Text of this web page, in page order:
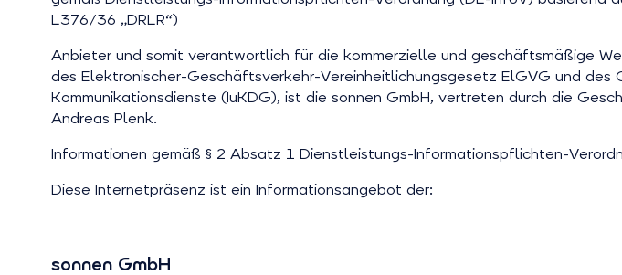
L376/36 „DRLR“)
Anbieter und somit verantwortlich für die kommerzielle und geschäftsmäßige
des Elektronischer-Geschäftsverkehr-Vereinheitlichungsgesetz ElGVG und des
Kommunikationsdienste (IuKDG), ist die sonnen GmbH, vertreten durch die
Andreas Plenk.
Informationen gemäß § 2 Absatz 1 Dienstleistungs-Informationspflichten-
Diese Internetpräsenz ist ein Informationsangebot der:
sonnen GmbH